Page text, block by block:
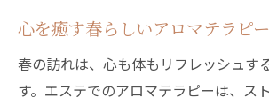
法
エステサロンおすすめの春
新たな生活を彩るエステの
心を癒す春らしいアロマテラピ
春の訪れは、心も体もリフレッシュす
す。エステでのアロマテラピーは、ス